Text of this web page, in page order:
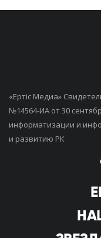
«Ертiс Медиа»
№14564-ИА от 30
информатизации и
и развитию РК